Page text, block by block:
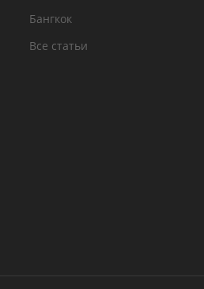
Бангкок
Все статьи